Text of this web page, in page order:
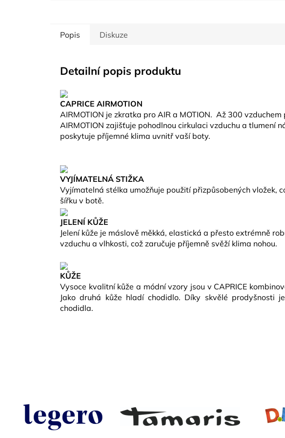
Popis Diskuze
Detailní popis produktu
CAPRICE AIRMOTION
AIRMOTION je zkratka pro AIR a MOTION. Až 300 vzduchem
AIRMOTION zajišťuje pohodlnou cirkulaci vzduchu a tlumení
poskytuje příjemné klima uvnitř vaší boty.
VYJÍMATELNÁ STIŽKA
Vyjímatelná stélka umožňuje použití přizpůsobených vložek,
šířku v botě.
JELENÍ KŮŽE
Jelení kůže je máslově měkká, elastická a přesto extrémně
vzduchu a vlhkosti, což zaručuje příjemně svěží klima nohou.
KŮŽE
Vysoce kvalitní kůže a módní vzory jsou v CAPRICE
Jako druhá kůže hladí chodidlo. Díky skvělé prodyšnosti
chodidla.